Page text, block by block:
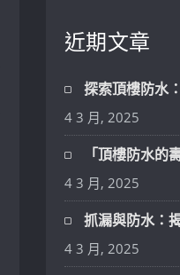
近期文章
探索頂樓防水
4 3 月, 2025
「頂樓防水的
4 3 月, 2025
抓漏與防水：
4 3 月, 2025